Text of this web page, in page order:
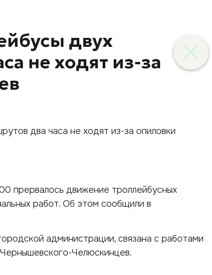
двух
не ходят из-за
прервалось движение троллейбусных
работ. Об этом сообщили в
администрации, связана с работами
Челюскинцев.